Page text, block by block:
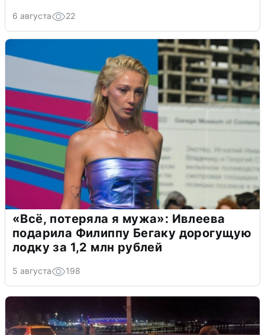
6 августа 22
«Всё, потеряла я мужа»: Ивлеева
подарила Филиппу Бегаку дорогущую
лодку за 1,2 млн рублей
5 августа 198